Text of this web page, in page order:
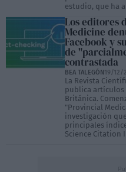
estudio, que ha
Los editores
Medicine
Facebook y
de
contrastada
BEA TALEGÓN19/12/
La Revista
publica artículos
Británica.
"Provincial
investigación
principales
Science Citation